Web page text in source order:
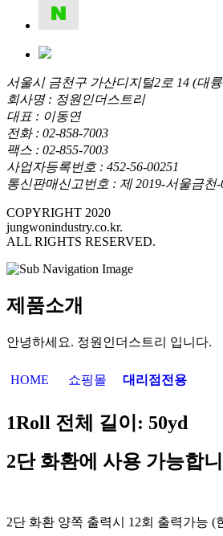
서울시 금천구 가산디지털2로 14 (대
회사명 : 정원인더스트리
대표 : 이동연
전화 : 02-858-7003
팩스 : 02-855-7003
사업자등록번호 : 452-56-00251
통신판매신고번호 : 제 2019-서울금천-
COPYRIGHT 2020
jungwonindustry.co.kr.
ALL RIGHTS RESERVED.
제품소개
안녕하세요. 정원인더스트리 입니다.
HOME 쇼핑몰 대리점전용
1Roll 전체 길이 : 50yd
2단 화환에 사용 가능합
2단 화환 양쪽 출력시 12회 출력가능 (